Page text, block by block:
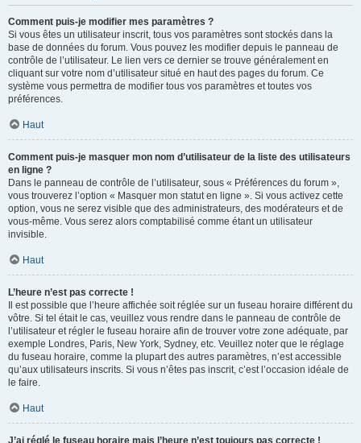
Comment puis-je modifier mes paramètres ?
Si vous êtes un utilisateur inscrit, tous vos paramètres sont stockés dans la
base de données du forum. Vous pouvez les modifier depuis le panneau de
contrôle de l’utilisateur. Le lien vers ce dernier se trouve généralement en
cliquant sur votre nom d’utilisateur situé en haut des pages du forum. Ce
système vous permettra de modifier tous vos paramètres et toutes vos
préférences.
Haut
Comment puis-je masquer mon nom d’utilisateur de la liste des utilisateurs
en ligne ?
Dans le panneau de contrôle de l’utilisateur, sous « Préférences du forum »,
vous trouverez l’option « Masquer mon statut en ligne ». Si vous activez cette
option, vous ne serez visible que des administrateurs, des modérateurs et de
vous-même. Vous serez alors comptabilisé comme étant un utilisateur
invisible.
Haut
L’heure n’est pas correcte !
Il est possible que l’heure affichée soit réglée sur un fuseau horaire différent du
vôtre. Si tel était le cas, veuillez vous rendre dans le panneau de contrôle de
l’utilisateur et régler le fuseau horaire afin de trouver votre zone adéquate, par
exemple Londres, Paris, New York, Sydney, etc. Veuillez noter que le réglage
du fuseau horaire, comme la plupart des autres paramètres, n’est accessible
qu’aux utilisateurs inscrits. Si vous n’êtes pas inscrit, c’est l’occasion idéale de
le faire.
Haut
J’ai réglé le fuseau horaire mais l’heure n’est toujours pas correcte !